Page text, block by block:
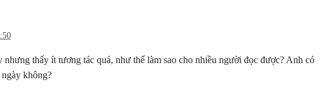
nhưng thấy ít tương tác quá, như thế làm sao cho nhiều người đọc được? Anh có
không?